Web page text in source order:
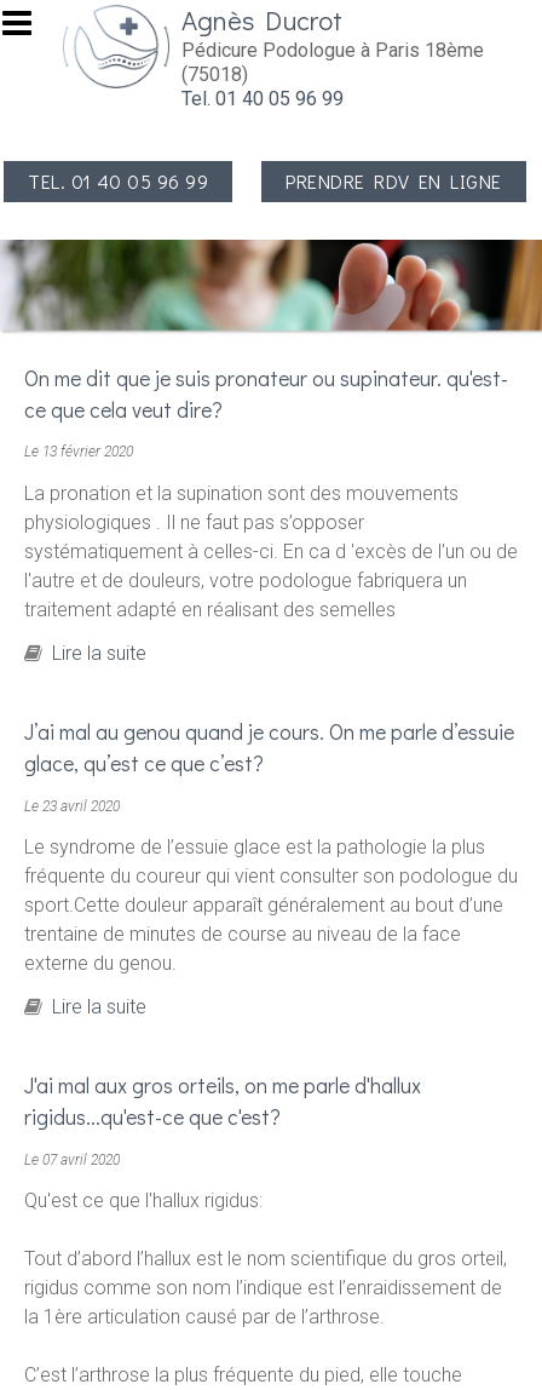
Aller au contenu principalAgnès Ducrot
Pédicure Podologue à Paris 18ème
(75018)
Tel. 01 40 05 96 99
TEL. 01 40 05 96 99 PRENDRE RDV EN LIGNE
On me dit que je suis pronateur ou supinateur. qu'est-
ce que cela veut dire?
Le 13 février 2020
La pronation et la supination sont des mouvements
physiologiques . Il ne faut pas s’opposer
systématiquement à celles-ci. En ca d 'excès de l'un ou de
l'autre et de douleurs, votre podologue fabriquera un
traitement adapté en réalisant des semelles
Lire la suite
J’ai mal au genou quand je cours. On me parle d’essuie
glace, qu’est ce que c’est?
Le 23 avril 2020
Le syndrome de l’essuie glace est la pathologie la plus
fréquente du coureur qui vient consulter son podologue du
sport.Cette douleur apparaît généralement au bout d’une
trentaine de minutes de course au niveau de la face
externe du genou.
Lire la suite
J'ai mal aux gros orteils, on me parle d'hallux
rigidus...qu'est-ce que c'est?
Le 07 avril 2020
Qu'est ce que l'hallux rigidus:
Tout d’abord l’hallux est le nom scientifique du gros orteil,
rigidus comme son nom l’indique est l’enraidissement de
la 1ère articulation causé par de l’arthrose.
C’est l’arthrose la plus fréquente du pied, elle touche